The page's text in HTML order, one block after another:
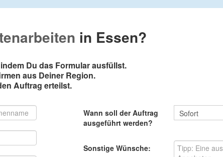
in Essen?
Du das Formular ausfüllst.
aus Deiner Region.
Auftrag erteilst.
Wann soll der Auftrag
ausgeführt werden?
Sonstige Wünsche: